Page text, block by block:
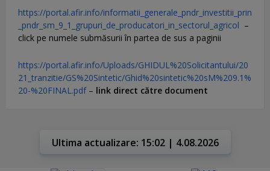
https://portal.afir.info/informatii_generale_pndr_investitii_prin
_pndr_sm_9_1_grupuri_de_producatori_in_sectorul_agricol –
click pe numele submăsurii în partea de sus a paginii
https://portal.afir.info/Uploads/GHIDUL%20Solicitantului/20
21_tranzitie/GS%20Sintetic/Ghid%20sintetic%20sM%209.1%
20-%20FINAL.pdf– link direct către document
Ultima actualizare: 15:02 | 4.08.2026